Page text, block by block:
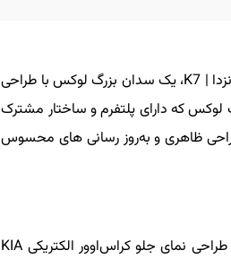
کیا تقریبا سه سال پیش بود که با آغاز تولید K8 به عنوان نسل جدید کادنزدا | K7، یک سدان بزرگ لوکس با طراحی
لوکس که دارای پلتفرم و ساختار مشترک
ظاهری و به‌روز رسانی های محسوس
در فیس‌لیفت ۲۰۲۵، نمای جلو با سبکی که بطور مشخص الهام شده از طراحی نمای جلو کراس‌اوور الکتریکی KIA